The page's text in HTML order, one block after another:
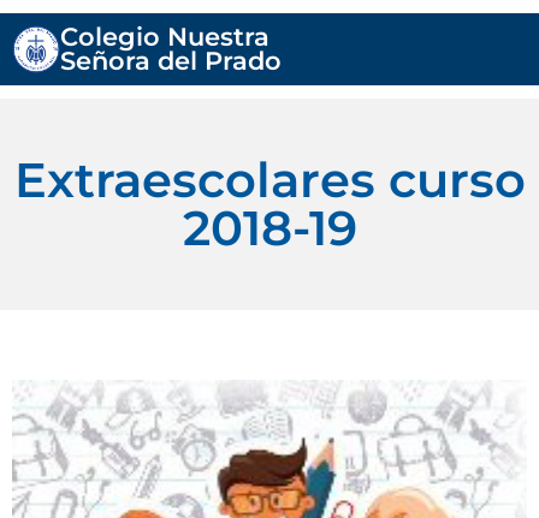
Colegio Nuestra
Señora del Prado
Extraescolares curso
2018-19